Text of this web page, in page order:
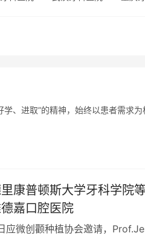
、进取”的精神，始终以患者需求
康普顿斯大学牙科学院
嘉口腔医院
应微创颧种植协会邀请，